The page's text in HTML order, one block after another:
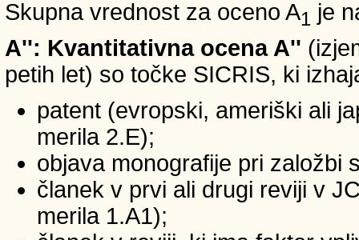
Skupna vrednost za oceno A1 je
A'': Kvantitativna ocena A''
petih let) so točke SICRIS, ki
patent (evropski, ameriški ali
merila 2.E);
objava monografije pri založbi
članek v prvi ali drugi reviji v
merila 1.A1);